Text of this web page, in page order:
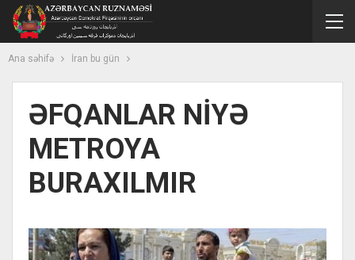
Ana səhifə İran bu gün
ƏFQANLAR NİYƏ
METROYA
BURAXILMIR